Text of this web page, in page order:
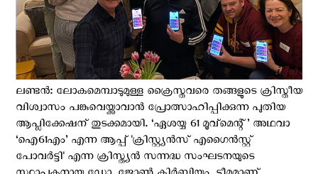
ലണ്ടന്‍: ലോകമെമ്പാടുമുള്ള ക്രൈസ്തവരെ തങ്ങളുടെ ക്രിസ്തീയ
വിശ്വാസം പങ്കുവെയ്ക്കാവാന്‍ പ്രോത്സാഹിപ്പിക്കുന്ന പുതിയ
ആപ്ലിക്കേഷന് തുടക്കമായി. ‘ഏശയ്യ 61 മൂവ്മെന്റ്’ അഥവാ
‘ഐ61എം’ എന്ന ആപ്പ് 'ക്രിസ്റ്റ്യന്‍സ് എഗൈന്‍സ്റ്റ്
പോവര്‍ട്ടി' എന്ന ക്രിസ്ത്യന്‍ സന്നദ്ധ സംഘടനയുടെ